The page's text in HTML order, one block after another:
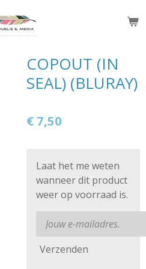
COPOUT (IN
SEAL) (BLURAY)
€ 7,50
Laat het me weten
wanneer dit product
weer op voorraad is.
Verzenden